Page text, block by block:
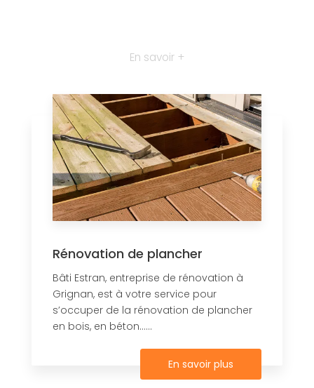
En savoir +
Rénovation de plancher
Bâti Estran, entreprise de rénovation à
Grignan, est à votre service pour
s’occuper de la rénovation de plancher
en bois, en béton......
En savoir plus